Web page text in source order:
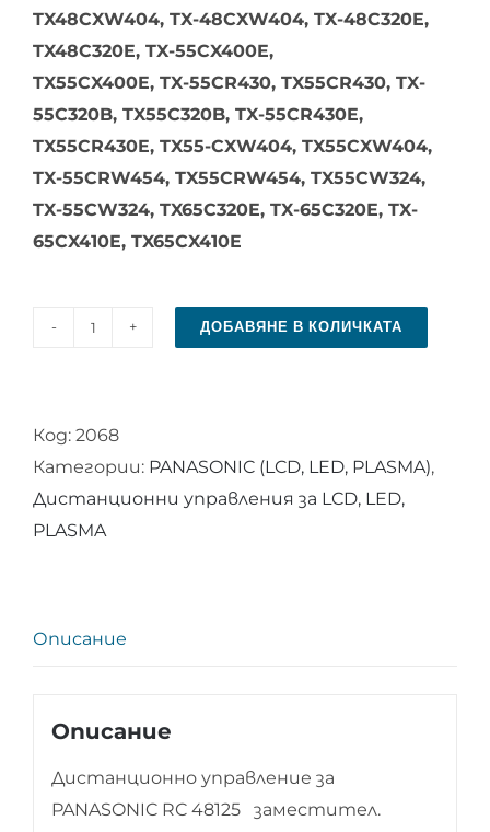
TX48CXW404, TX-48CXW404, TX-48C320E,
TX48C320E, TX-55CX400E,
TX55CX400E, TX-55CR430, TX55CR430, TX-
55C320B, TX55C320B, TX-55CR430E,
TX55CR430E, TX55-CXW404, TX55CXW404,
TX-55CRW454, TX55CRW454, TX55CW324,
TX-55CW324, TX65C320E, TX-65C320E, TX-
65CX410E, TX65CX410E
количество
управление
за
PANASONIC
RC
ДОБАВЯНЕ В КОЛИЧКАТА
Код: 2068
Категории: PANASONIC (LCD, LED, PLASMA),
Дистанционни управления за LCD, LED,
PLASMA
Описание
Описание
Дистанционно управление за
PANASONIC RC 48125 заместител.